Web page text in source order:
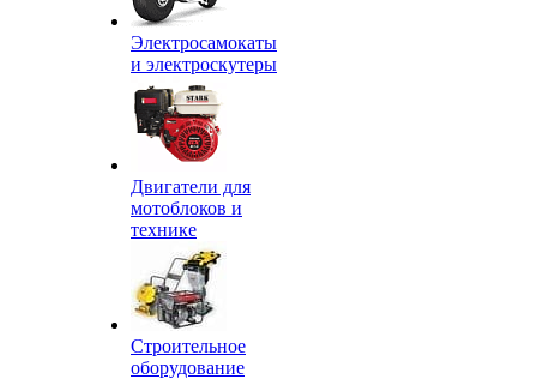
Электросамокаты
и электроскутеры
Двигатели для
мотоблоков и
технике
Строительное
оборудование